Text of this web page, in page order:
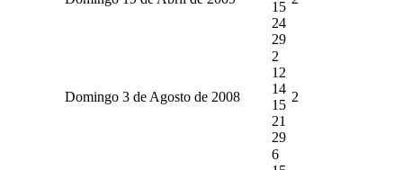
15
24
29
Domingo 3 de Agosto de 2008
2
12
14
15
21
29
2
6